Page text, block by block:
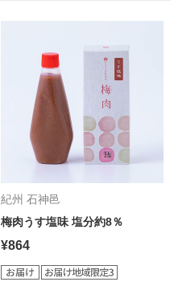
紀州 石神邑
梅肉うす塩味 塩分約8％
¥864